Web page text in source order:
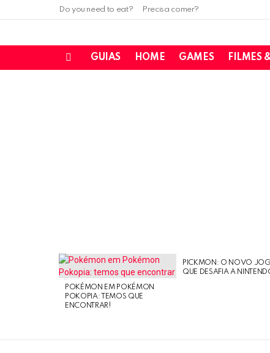
Do you need to eat? Precisa comer?
GUIAS HOME GAMES FILMES
LATEST
STORIES
POKÉMON EM POKÉMON
POKOPIA: TEMOS QUE
ENCONTRAR!
PICKMON: O NOVO
QUE DESAFIA A